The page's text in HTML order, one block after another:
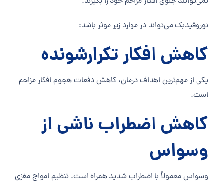
نوروفیدبک می‌تواند در موارد زیر موثر باشد:
کاهش افکار تکرارشونده
یکی از مهم‌ترین اهداف درمان، کاهش دفعات هجوم افکار مزاحم
است.
کاهش اضطراب ناشی از
وسواس
وسواس معمولاً با اضطراب شدید همراه است. تنظیم امواج مغزی